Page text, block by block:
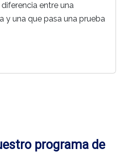
entre una
y una que pasa una prueba
programa de